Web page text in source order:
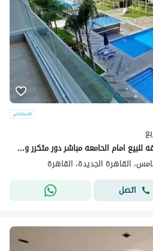
استلام فوري !! نص تشطيب شقه للبيع امام الحامعه مباشر دور متكرر وفيو خيالي vip لوكيشن 171م 3غرف 3 حمام فيو بوول & لاند سكيب -بجوار ماونتن فيو-ميفيدا
القاهرة الجديدة، القاهرة
اتصل